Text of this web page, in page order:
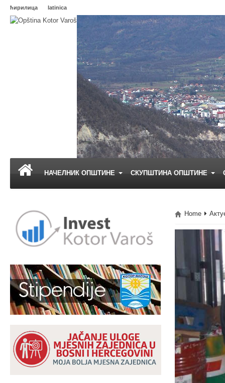
ћирилица latinica
НАЧЕЛНИК ОПШТИНЕ СКУПШТИНА ОПШТИНЕ
Home